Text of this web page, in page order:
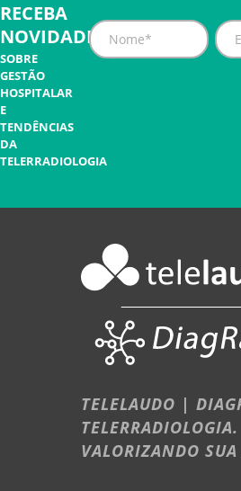
RECEBA
NOVIDADES
SOBRE
GESTÃO
HOSPITALAR
E
TENDÊNCIAS
DA
TELERRADIOLOGIA
TELELAUDO |
TELERRADIOLOGIA.
VALORIZANDO